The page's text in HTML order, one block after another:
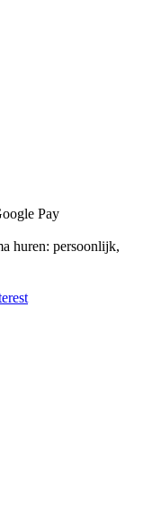
huren: persoonlijk,